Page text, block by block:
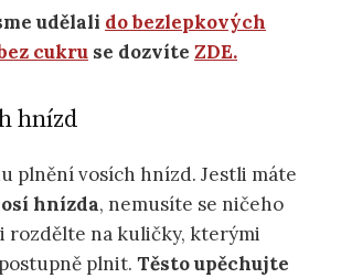
udělali do bezlepkových
cukru se dozvíte ZDE.
hnízd
plnění vosích hnízd. Jestli máte
hnízda, nemusíte se ničeho
rozdělte na kuličky, kterými
plnit. Těsto upěchujte